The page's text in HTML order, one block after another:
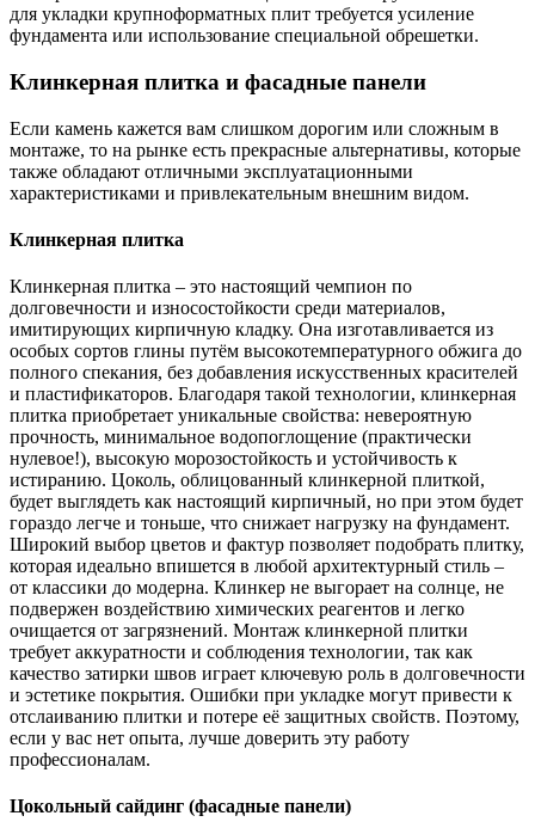
для укладки крупноформатных плит требуется усиление
фундамента или использование специальной обрешетки.
Клинкерная плитка и фасадные панели
Если камень кажется вам слишком дорогим или сложным в
монтаже, то на рынке есть прекрасные альтернативы, которые
также обладают отличными эксплуатационными
характеристиками и привлекательным внешним видом.
Клинкерная плитка
Клинкерная плитка – это настоящий чемпион по
долговечности и износостойкости среди материалов,
имитирующих кирпичную кладку. Она изготавливается из
особых сортов глины путём высокотемпературного обжига до
полного спекания, без добавления искусственных красителей
и пластификаторов. Благодаря такой технологии, клинкерная
плитка приобретает уникальные свойства: невероятную
прочность, минимальное водопоглощение (практически
нулевое!), высокую морозостойкость и устойчивость к
истиранию. Цоколь, облицованный клинкерной плиткой,
будет выглядеть как настоящий кирпичный, но при этом будет
гораздо легче и тоньше, что снижает нагрузку на фундамент.
Широкий выбор цветов и фактур позволяет подобрать плитку,
которая идеально впишется в любой архитектурный стиль –
от классики до модерна. Клинкер не выгорает на солнце, не
подвержен воздействию химических реагентов и легко
очищается от загрязнений. Монтаж клинкерной плитки
требует аккуратности и соблюдения технологии, так как
качество затирки швов играет ключевую роль в долговечности
и эстетике покрытия. Ошибки при укладке могут привести к
отслаиванию плитки и потере её защитных свойств. Поэтому,
если у вас нет опыта, лучше доверить эту работу
профессионалам.
Цокольный сайдинг (фасадные панели)